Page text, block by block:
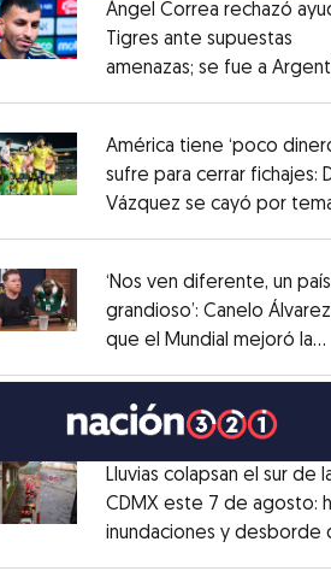
in new window
Ángel Correa rechazó
Tigres ante supuestas
amenazas; se fue a
in new window
América tiene ‘poco
sufre para cerrar fichajes:
Vázquez se cayó por
in new window
‘Nos ven diferente, un país
grandioso’: Canelo
que el Mundial mejoró la
in new window
Lluvias colapsan el sur de
CDMX este 7 de agosto:
inundaciones y desborde